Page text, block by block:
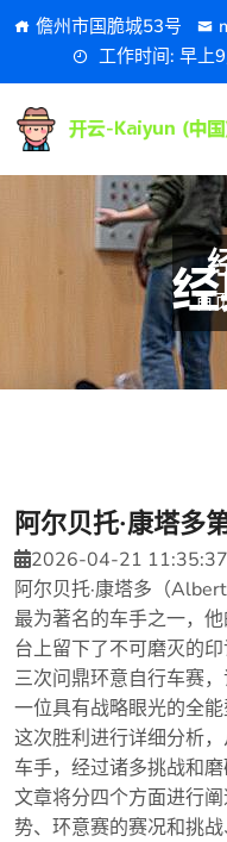
儋州市国脆城53号
工作时间: 早上
首
阿尔贝托·康塔多
2026-04-21 11:35:37
阿尔贝托·康塔多（
最为著名的车手之一，
台上留下了不可磨灭的
三次问鼎环意自行车赛
一位具有战略眼光的全
这次胜利进行详细分析
车手，经过诸多挑战和
文章将分四个方面进行
势、环意赛的赛况和挑